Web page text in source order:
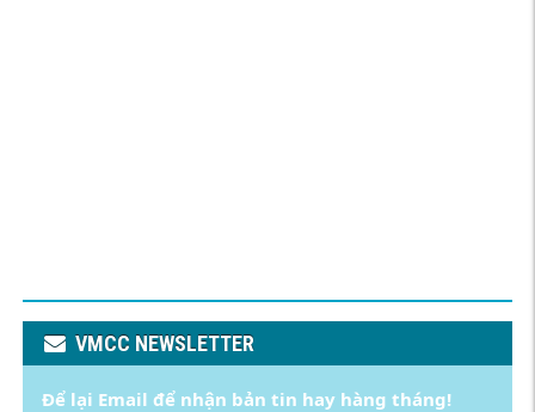
VMCC NEWSLETTER
Để lại Email để nhận bản tin hay hàng tháng!